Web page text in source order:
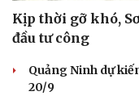
Kịp thời gỡ khó,
đầu tư công
Quảng Ninh dự
20/9